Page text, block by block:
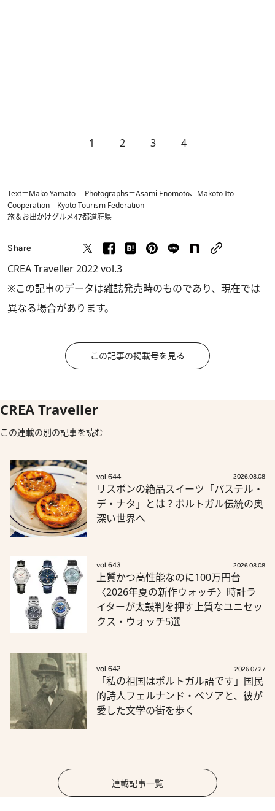
1 2 3 4
Text＝Mako Yamato Photographs＝Asami Enomoto、Makoto Ito
Cooperation＝Kyoto Tourism Federation
旅＆お出かけグルメ47都道府県
Share
CREA Traveller 2022 vol.3
※この記事のデータは雑誌発売時のものであり、現在では
異なる場合があります。
この記事の掲載号を見る
CREA Traveller
この連載の別の記事を読む
vol.644 2026.08.08
リスボンの絶品スイーツ「パステル・
デ・ナタ」とは？ポルトガル伝統の奥
深い世界へ
vol.643 2026.08.08
上質かつ高性能なのに100万円台
〈2026年夏の新作ウォッチ〉時計ラ
イターが太鼓判を押す上質なユニセッ
クス・ウォッチ5選
vol.642 2026.07.27
「私の祖国はポルトガル語です」国民
的詩人フェルナンド・ペソアと、彼が
愛した文学の街を歩く
連載記事一覧